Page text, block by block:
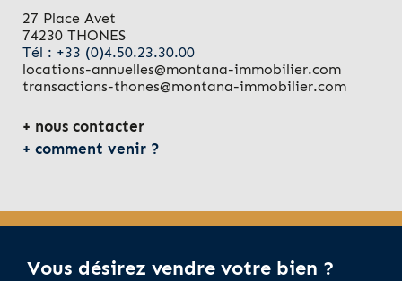
27 Place Avet
74230 THONES
Tél : +33 (0)4.50.23.30.00
locations-annuelles@montana-immobilier.com
transactions-thones@montana-immobilier.com
nous contacter
comment venir ?
Vous désirez vendre votre bien ?